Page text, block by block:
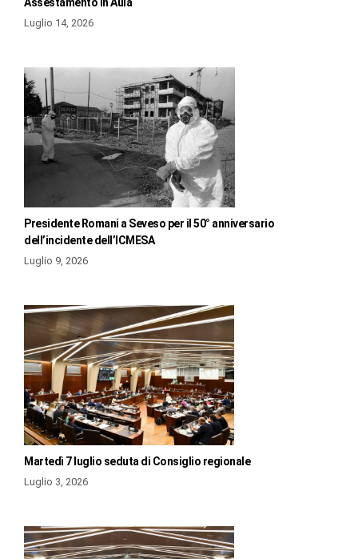
Luglio 14, 2026
Presidente Romani a Seveso per il 50° anniversario
dell’incidente dell’ICMESA
Luglio 9, 2026
Martedì 7 luglio seduta di Consiglio regionale
Luglio 3, 2026